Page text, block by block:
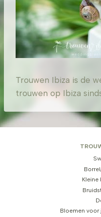
Trouwen Ibiza is de
trouwen op Ibiza
Kleine
Bloemen